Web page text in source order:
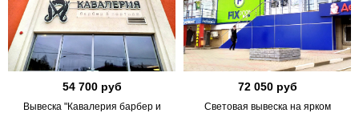
54 700 руб
Вывеска "Кавалерия барбер и
72 050 руб
Световая вывеска на ярком